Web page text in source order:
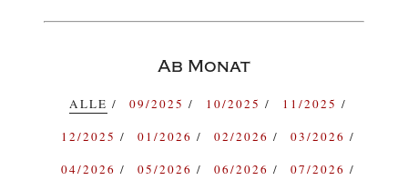
Ab Monat
ALLE 09/2025 10/2025
11/2025
12/2025
01/2026 02/2026
03/2026
04/2026
05/2026 06/2026
07/2026